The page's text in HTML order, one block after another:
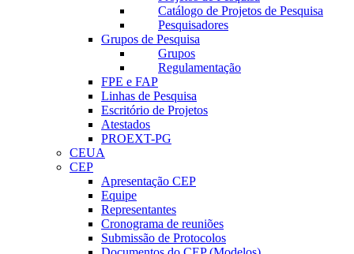
Catálogo de Projetos de Pesquisa
Pesquisadores
Grupos de Pesquisa
Grupos
Regulamentação
FPE e FAP
Linhas de Pesquisa
Escritório de Projetos
Atestados
PROEXT-PG
CEUA
CEP
Apresentação CEP
Equipe
Representantes
Cronograma de reuniões
Submissão de Protocolos